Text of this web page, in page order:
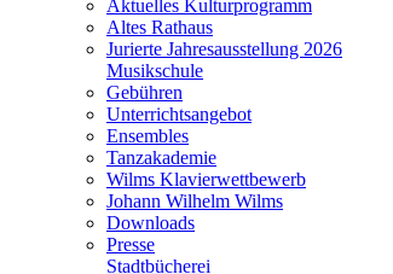
Aktuelles Kulturprogramm
Altes Rathaus
Jurierte Jahresausstellung 2026
Musikschule
Gebühren
Unterrichtsangebot
Ensembles
Tanzakademie
Wilms Klavierwettbewerb
Johann Wilhelm Wilms
Downloads
Presse
Stadtbücherei